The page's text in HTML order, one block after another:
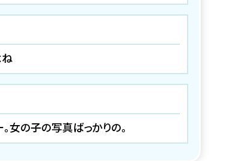
女の子の写真ばっかりの。